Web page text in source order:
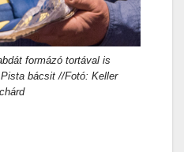
formázó tortával is
bácsit //Fotó: Keller